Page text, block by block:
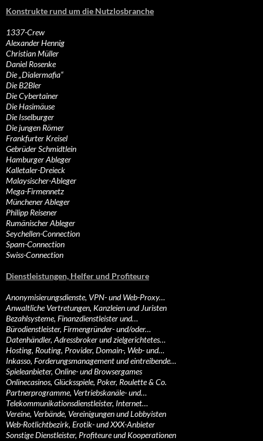
Konstrukte rund um die Nutzlosbranche
1337-Crew
Alexander Hennig
Christian Müller
Daniel Rosenke
Die „Dialermafia“
Die B2Bler
Die Cybertainer
Die Hasimäuse
Die Isselburger
Die jungen Römer
Frankfurter Kreisel
Gebrüder Schmidtlein
Hamburger Ableger
Kalletaler-Dreieck
Malaysischer-Ableger
Mega-Firmennetz
Münchener Ableger
Philipp Reisener
Rumänischer Ableger
Seychellen-Connection
Spam-Connection
Swiss-Connection
Dienstleistungen, Helfer und Profiteure
Anonymisierungsdienste, VPN- und Web-Proxy…
Anwaltliche Vertretungen, Kanzleien und Juristen
Bezahlsysteme, Finanzdienstleister und…
Bürodienstleister, Firmengründer- und/oder…
Datenhändler, Adressbroker und zielgerichtetes…
Hosting, Routing, Provider, Domain-, Web- und…
Inkasso, Forderungsmanagement und eintreibende…
Spieleanbieter, Online- und Browsergames
Onlinecasinos, Glücksspiele, Poker, Roulette & Co.
Partnerprogramme, Vertriebskanäle- und…
Telekommunikationsdienstleister, Internet…
Vereine, Verbände, Vereinigungen und Lobbyisten
Web-Rotlichtbezirk, Erotik- und XXX-Anbieter
Sonstige Dienstleister, Profiteure und Kooperationen